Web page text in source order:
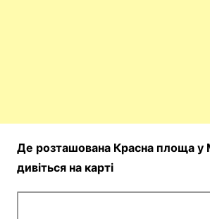
Де розташована Красна площа у
дивіться на карті